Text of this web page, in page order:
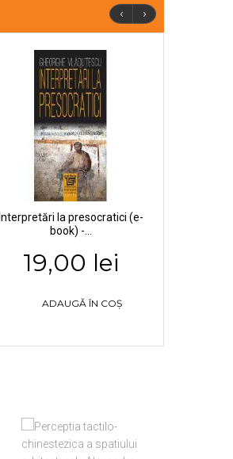
‹ ›
Interpretări la presocratici (e-
book) -...
19,00 lei
ADAUGĂ ÎN COȘ